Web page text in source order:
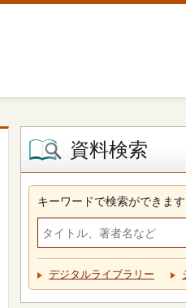
資料検索
キーワードで検索ができます
デジタルライブラリー